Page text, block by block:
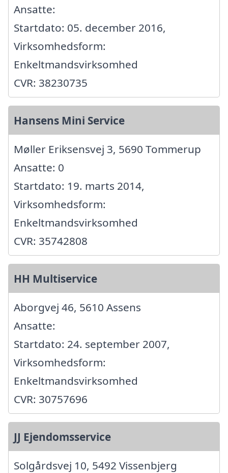
Ansatte:
Startdato: 05. december 2016,
Virksomhedsform:
Enkeltmandsvirksomhed
CVR: 38230735
Hansens Mini Service
Møller Eriksensvej 3, 5690 Tommerup
Ansatte: 0
Startdato: 19. marts 2014,
Virksomhedsform:
Enkeltmandsvirksomhed
CVR: 35742808
HH Multiservice
Aborgvej 46, 5610 Assens
Ansatte:
Startdato: 24. september 2007,
Virksomhedsform:
Enkeltmandsvirksomhed
CVR: 30757696
JJ Ejendomsservice
Solgårdsvej 10, 5492 Vissenbjerg